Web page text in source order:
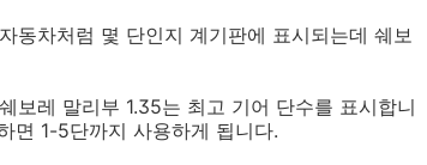
동차처럼 몇 단인지 계기판에 표시되는데 쉐보
보레 말리부 1.35는 최고 기어 단수를 표시합니
면 1-5단까지 사용하게 됩니다.